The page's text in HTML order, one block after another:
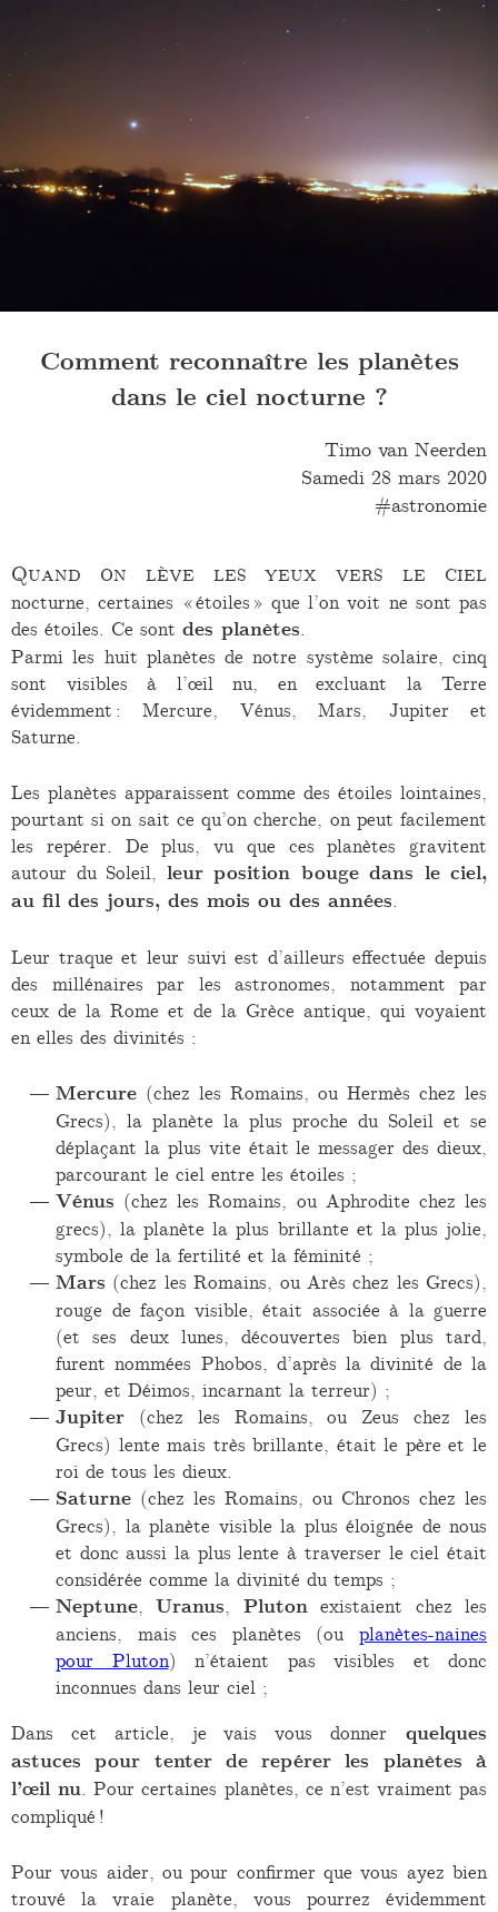
Comment reconnaître les planètes
dans le ciel nocturne ?
Timo van Neerden
Samedi 28 mars 2020
astronomie
Quand on lève les yeux vers le ciel
nocturne, certaines « étoiles » que l’on voit ne sont pas
des étoiles. Ce sont des planètes.
Parmi les huit planètes de notre système solaire, cinq
sont visibles à l’œil nu, en excluant la Terre
évidemment : Mercure, Vénus, Mars, Jupiter et
Saturne.
Les planètes apparaissent comme des étoiles lointaines,
pourtant si on sait ce qu’on cherche, on peut facilement
les repérer. De plus, vu que ces planètes gravitent
autour du Soleil, leur position bouge dans le ciel,
au fil des jours, des mois ou des années.
Leur traque et leur suivi est d’ailleurs effectuée depuis
des millénaires par les astronomes, notamment par
ceux de la Rome et de la Grèce antique, qui voyaient
en elles des divinités :
Mercure (chez les Romains, ou Hermès chez les
Grecs), la planète la plus proche du Soleil et se
déplaçant la plus vite était le messager des dieux,
parcourant le ciel entre les étoiles ;
Vénus (chez les Romains, ou Aphrodite chez les
grecs), la planète la plus brillante et la plus jolie,
symbole de la fertilité et la féminité ;
Mars (chez les Romains, ou Arès chez les Grecs),
rouge de façon visible, était associée à la guerre
(et ses deux lunes, découvertes bien plus tard,
furent nommées Phobos, d’après la divinité de la
peur, et Déimos, incarnant la terreur) ;
Jupiter (chez les Romains, ou Zeus chez les
Grecs) lente mais très brillante, était le père et le
roi de tous les dieux.
Saturne (chez les Romains, ou Chronos chez les
Grecs), la planète visible la plus éloignée de nous
et donc aussi la plus lente à traverser le ciel était
considérée comme la divinité du temps ;
Neptune ,Uranus Pluton existaient chez les
anciens, mais ces planètes (ou planètes-naines
pour Pluton) n’étaient pas visibles et donc
inconnues dans leur ciel ;
Dans cet article, je vais vous donner quelques
astuces pour tenter de repérer les planètes à
l’œil nu . Pour certaines planètes, ce n’est vraiment pas
compliqué !
Pour vous aider, ou pour confirmer que vous ayez bien
trouvé la vraie planète, vous pourrez évidemment